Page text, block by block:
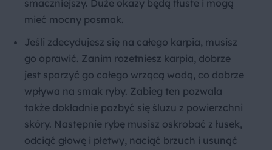
smaczniejszy. Duże okazy będą tłuste i mogą
mieć mocny posmak.
Jeśli zdecydujesz się na całego karpia, musisz
go oprawić. Zanim rozetniesz karpia, dobrze
jest sparzyć go całego wrzącą wodą, co dobrze
wpływa na smak ryby. Zabieg ten pozwala
także dokładnie pozbyć się śluzu z powierzchni
skóry. Następnie rybę musisz oskrobać z łusek,
odciąć głowę i płetwy, naciąć brzuch i usunąć